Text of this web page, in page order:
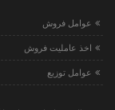
عوامل فروش
اخذ عاملیت فروش
عوامل توزیع